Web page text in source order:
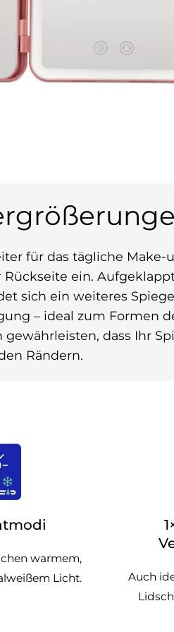
für das tägliche Make-
ein.
sich ein weiteres
– ideal zum Formen
dass Ihr
Rändern.
warmem,
Licht.
Auch